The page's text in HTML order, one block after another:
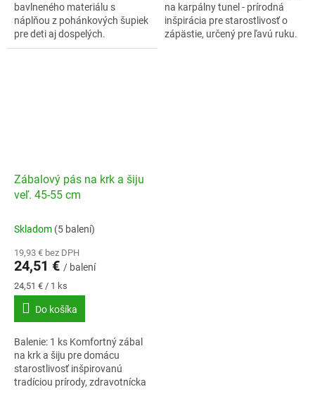
bavlneného materiálu s
náplňou z pohánkových šupiek
pre deti aj dospelých.
na karpálny tunel - prírodná
inšpirácia pre starostlivosť o
zápästie, určený pre ľavú ruku.
Zábalový pás na krk a šiju
veľ. 45-55 cm
Skladom (5 balení)
19,93 € bez DPH
24,51 € / balení
Jednotková
cena:
24,51 € / 1 ks
Do košíka
Balenie: 1 ks Komfortný zábal
na krk a šiju pre domácu
starostlivosť inšpirovanú
tradíciou prírody, zdravotnícka